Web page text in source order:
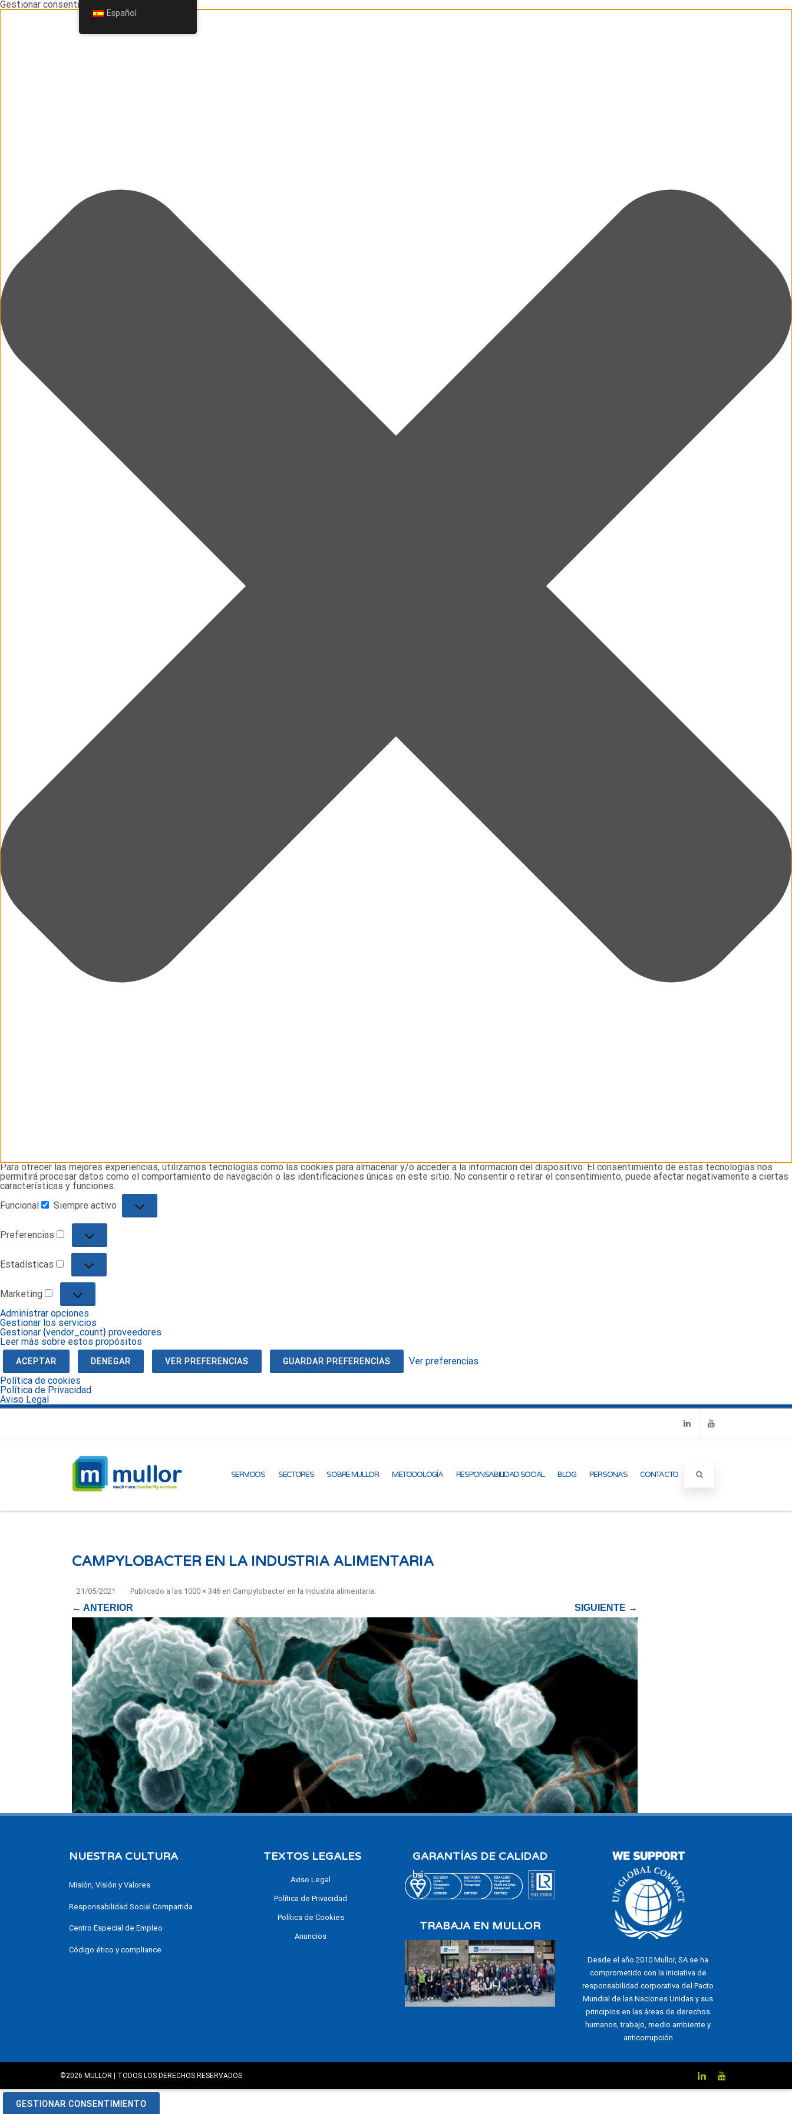
Gestionar consentimiento
Para ofrecer las mejores experiencias, utilizamos tecnologías como las cookies para almacenar y/o acceder a la información del dispositivo. El consentimiento de estas tecnologías nos
permitirá procesar datos como el comportamiento de navegación o las identificaciones únicas en este sitio. No consentir o retirar el consentimiento, puede afectar negativamente a ciertas
características y funciones.
Funcional
Funcional
Siempre activo
Preferencias
Preferencias
Estadísticas
Estadísticas
Marketing
Marketing
Administrar opciones
Gestionar los servicios
Gestionar {vendor_count} proveedores
Leer más sobre estos propósitos
ACEPTAR DENEGAR VER PREFERENCIAS GUARDAR PREFERENCIAS
Ver preferencias
Política de cookies
Política de Privacidad
Aviso Legal
SERVICIOS SECTORES SOBRE MULLOR METODOLOGÍA RESPONSABILIDAD SOCIAL BLOG PERSONAS CONTACTO
CAMPYLOBACTER EN LA INDUSTRIA ALIMENTARIA
Publicado
21/05/2021 a las 1000 × 346 en Campylobacter en la industria alimentaria
← ANTERIOR SIGUIENTE →
NUESTRA CULTURA
Misión, Visión y Valores
Responsabilidad Social Compartida
Centro Especial de Empleo
Código ético y compliance
TEXTOS LEGALES
Aviso Legal
Política de Privacidad
Política de Cookies
Anuncios
GARANTÍAS DE CALIDAD
TRABAJA EN MULLOR
Desde el año 2010 Mullor, SA se ha
comprometido con la iniciativa de
responsabilidad corporativa del Pacto
Mundial de las Naciones Unidas y sus
principios en las áreas de derechos
humanos, trabajo, medio ambiente y
anticorrupción
©2026 MULLOR | TODOS LOS DERECHOS RESERVADOS
Español
GESTIONAR CONSENTIMIENTO